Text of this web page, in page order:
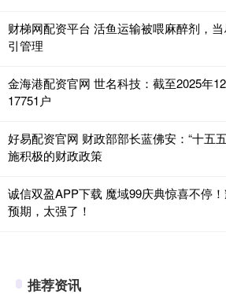
财梯网配资平台 活鱼运输被喂麻醉剂，
引管理
金海港配资官网 世名科技：截至2025年
17751户
好易配资官网 财政部部长蓝佛安：“十五
施积极的财政政策
诚信双盈APP下载 魔域99庆典惊喜不停
预期，太强了！
推荐资讯